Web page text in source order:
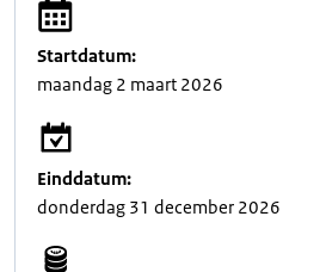
Startdatum:
maandag 2 maart 2026
Einddatum:
donderdag 31 december 2026